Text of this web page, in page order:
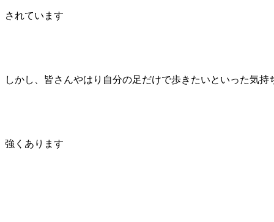
されています
しかし、皆さんやはり自分の足だけで歩きたいといった気持
強くあります